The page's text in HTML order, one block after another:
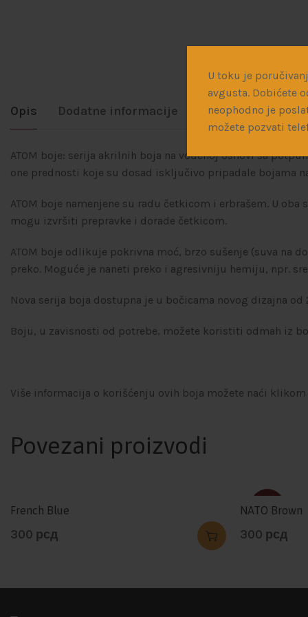
U toku je
avgusta. Dobićete
neophodno je
možete pozvati
Opis Dodatne informacije Dostava
ATOM boje: serija akrilnih boja na vodenoj osnovi sa
one prednosti koje su dosad isključivo pripadale bojama
ATOM boje namenjene su radu četkicom i erbrašem. U
mogu izvršiti prepravke i dorade četkicom.
ATOM boje odlikuje pokrivna moć, brzo sušenje (suva na
preko. Moguće je naneti preko i agresivniju hemiju, npr.
Nova serija boja dostupna je u bočicama novog dizajna
Boju, u zavisnosti od potrebe, možete koristiti odmah iz
Više informacija o korišćenju ovih boja možete naći klikom
Povezani proizvodi
French Blue
300 рсд
SOLD
NATO Brown
300 рсд